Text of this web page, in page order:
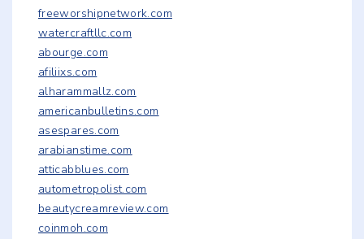
freeworshipnetwork.com
watercraftllc.com
abourge.com
afiliixs.com
alharammallz.com
americanbulletins.com
asespares.com
arabianstime.com
atticabblues.com
autometropolist.com
beautycreamreview.com
coinmoh.com